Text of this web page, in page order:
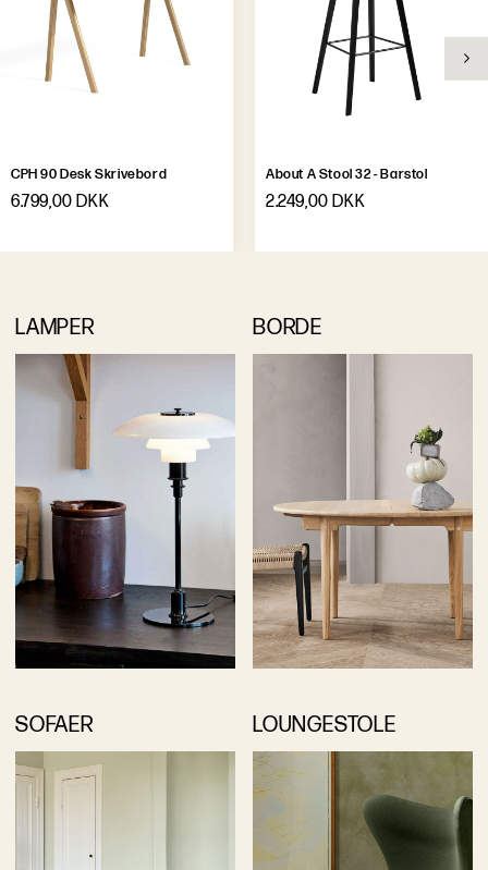
CPH 90 Desk Skrivebord
6.799,00 DKK
About A Stool 32 - Barstol
2.249,00 DKK
LAMPER BORDE
SOFAER LOUNGESTOLE